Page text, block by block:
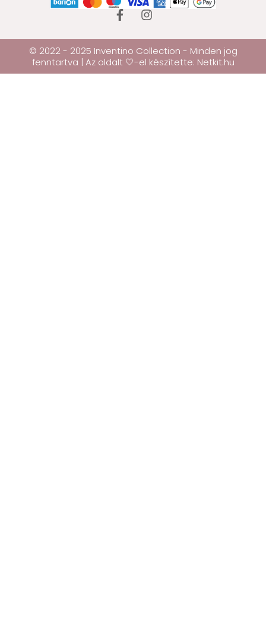
© 2022 - 2025 Inventino Collection - Minden jog
fenntartva | Az oldalt 🤍-el készítette: Netkit.hu